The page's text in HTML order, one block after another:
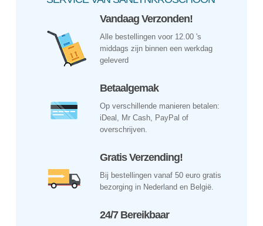
Vandaag Verzonden!
Alle bestellingen voor 12.00 's
middags zijn binnen een werkdag
geleverd
Betaalgemak
Op verschillende manieren betalen:
iDeal, Mr Cash, PayPal of
overschrijven.
Gratis Verzending!
Bij bestellingen vanaf 50 euro gratis
bezorging in Nederland en België.
24/7 Bereikbaar